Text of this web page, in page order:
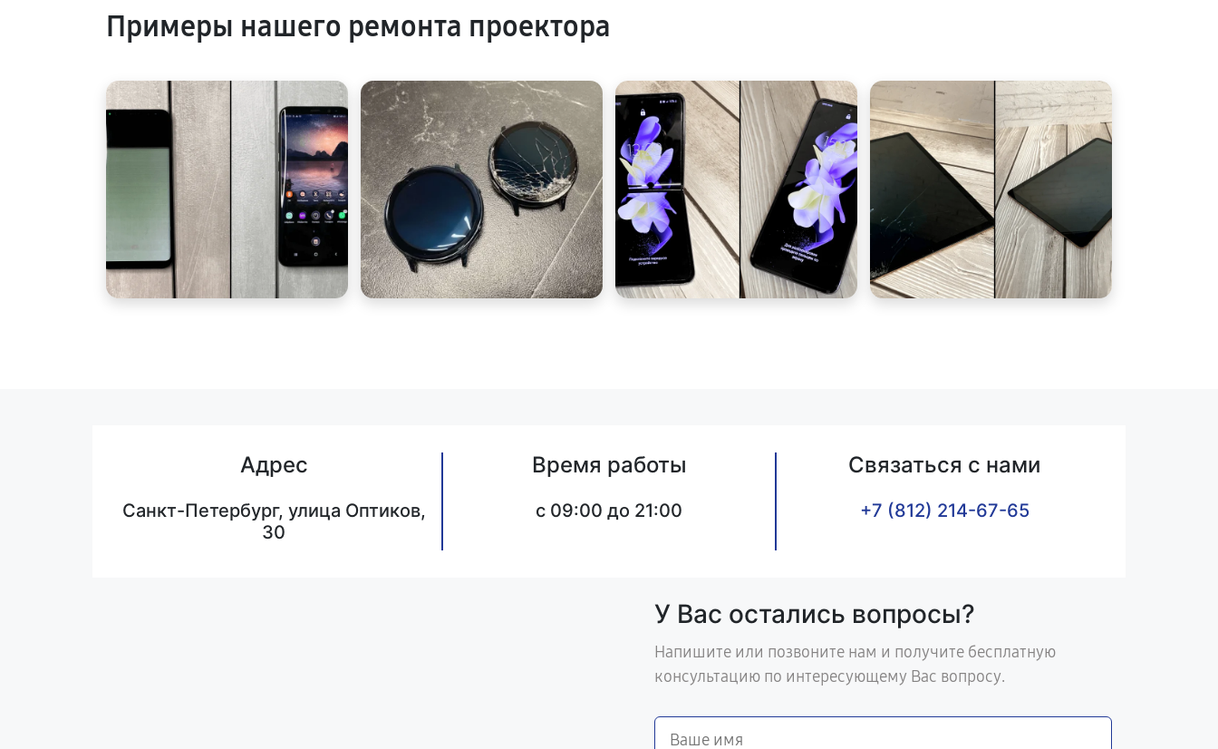
Примеры нашего ремонта проектора
Адрес
Санкт-Петербург, улица Оптиков,
30
Время работы
c 09:00 до 21:00
Связаться с нами
+7 (812) 214-67-65
У Вас остались вопросы?
Напишите или позвоните нам и получите бесплатную
консультацию по интересующему Вас вопросу.